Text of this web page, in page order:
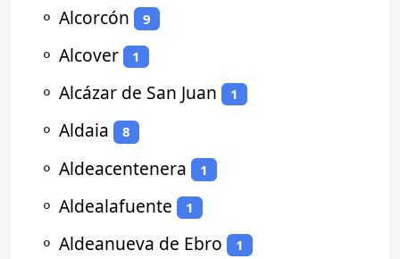
⚬ Alcorcón 9
⚬ Alcover 1
⚬ Alcázar de San Juan 1
⚬ Aldaia 8
⚬ Aldeacentenera 1
⚬ Aldealafuente 1
⚬ Aldeanueva de Ebro 1